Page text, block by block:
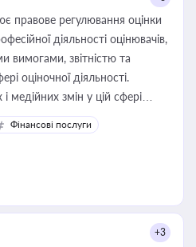
правове регулювання оцінки
діяльності оцінювачів,
вимогами, звітністю та
оціночної діяльності.
медійних змін у цій сфері
керівника, юриста або
приватизації, оренди
угод і перевірки
Фінансові послуги
+3